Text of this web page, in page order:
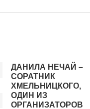
ДАНИЛА НЕЧАЙ –
СОРАТНИК
ХМЕЛЬНИЦКОГО,
ОДИН ИЗ
ОРГАНИЗАТОРОВ